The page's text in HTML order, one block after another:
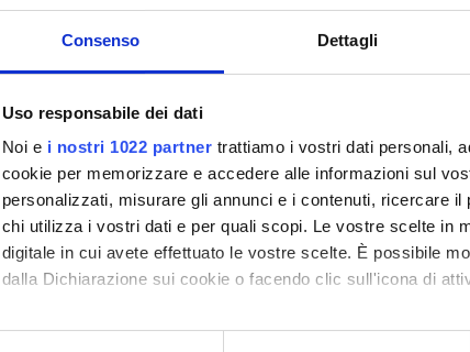
Consenso Dettagli
Uso responsabile dei dati
Noi e i nostri 1022 partner trattiamo i vostri dati personali,
cookie per memorizzare e accedere alle informazioni sul
personalizzati, misurare gli annunci e i contenuti, ricercare
chi utilizza i vostri dati e per quali scopi. Le vostre scelte in
digitale in cui avete effettuato le vostre scelte. È possibile
dalla Dichiarazione sui cookie o facendo clic sull'icona di
Con il tuo consenso, vorremmo anche:
PARTECIPANTI AL PROGETTO
Giorgio Berton
AREE DI RICERCA COINVOLTE DAL
Immunology (DM)